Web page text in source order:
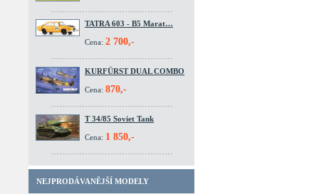
TATRA 603 - B5 Marat…
Cena: 2 700,-
KURFÜRST DUAL COMBO
Cena: 870,-
T 34/85 Soviet Tank
Cena: 1 850,-
NEJPRODÁVANĚJŠÍ MODELY